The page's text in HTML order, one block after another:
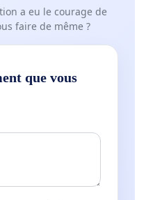
a eu le courage de
faire de même ?
que vous